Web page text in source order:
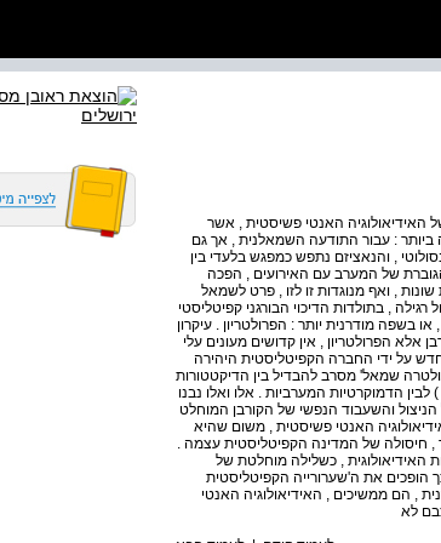
האידיאולוגיה האנטי פשיסטית , אשר
: עבור התודעה השמאלנית , אך גם
, והנאציזם נתפש כמפגש בלעדי בין
של המערב עם האירועים , הפכה
, ואף מנוגדות זו לזו , פרט לשמאל
, בתולדות הדיכוי הבורגני קפיטליסטי
בשפה מודרנית יותר : הפרולטריון . עיקרון
אלא הפרולטריון , אין קדושים מעונים עלי
על ידי החברה הקפיטליסטית היהירה
שמאל' מסרב להבדיל בין הדיקטטורות
הדמוקרטיות המערביות . אלו ואלו נבנו
הניצול והשעבוד הנפשי של הקורבן המוחלט
האנטי פשיסטית , משום שהיא
, חיסולה של המדינה הקפיטליסטית עצמה .
האידיאולוגית , כשלילה מוחלטת של
הופכים את ה'שערורייה הקפיטליסטית
, הם ממשיכים , האידיאולוגיה האנטי
לא